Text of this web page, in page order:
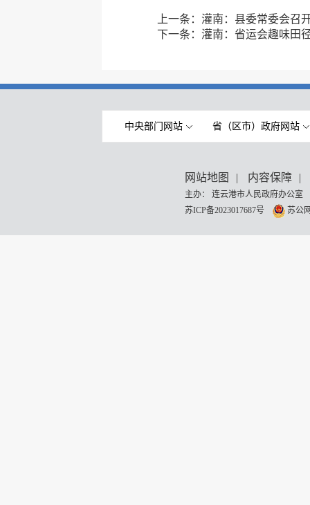
上一条： 灌南：县委常委会召
下一条： 灌南：省运会趣味田
中央部门网站 省（区市）政府网站
网站地图 | 内容保障 |
主办： 连云港市人民政府办公
苏ICP备2023017687号
苏公